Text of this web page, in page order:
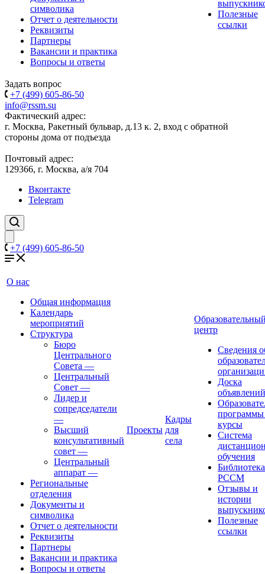
символика
Отчет о деятельности
Реквизиты
Партнеры
Вакансии и практика
Вопросы и ответы
Полезные
ссылки
Задать вопрос
+7 (499) 605-86-50
info@rssm.su
Фактический адрес:
г. Москва, Ракетный бульвар, д.13 к. 2, вход с обратной
стороны дома от подъезда
Почтовый адрес:
129366, г. Москва, а/я 704
Вконтакте
Telegram
+7 (499) 605-86-50
О нас
Общая информация
Календарь
мероприятий
Структура
Бюро
Центрального
Совета —
Центральный
Совет —
Лидер и
сопредседатели
—
Высший
консультативный
совет —
Центральный
аппарат —
Региональные
отделения
Документы и
символика
Отчет о деятельности
Реквизиты
Партнеры
Вакансии и практика
Вопросы и ответы
Проекты
Кадры
для
села
центр
Сведения
Доска
объявлений
курсы
Система
обучения
Библиотека
РССМ
Отзывы и
истории
Полезные
ссылки